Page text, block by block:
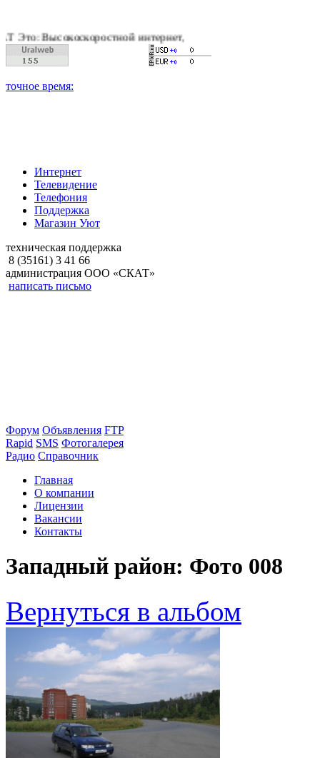
Высокоскоростной интернет, качественное цифровое и
Интернет
Телевидение
Телефония
Поддержка
Магазин Уют
техническая поддержка
8 (35161) 3 41 66
администрация ООО «СКАТ»
написать письмо
Форум Объявления FTP
Rapid SMS Фотогалерея
Радио Справочник
Главная
О компании
Лицензии
Вакансии
Контакты
Западный район: Фото 008
Вернуться в альбом